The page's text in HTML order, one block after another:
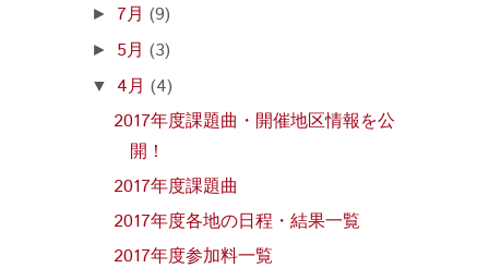
► 7月(9)
► 5月(3)
▼ 4月(4)
2017年度課題曲・開催地区情報を公
開！
2017年度課題曲
2017年度各地の日程・結果一覧
2017年度参加料一覧